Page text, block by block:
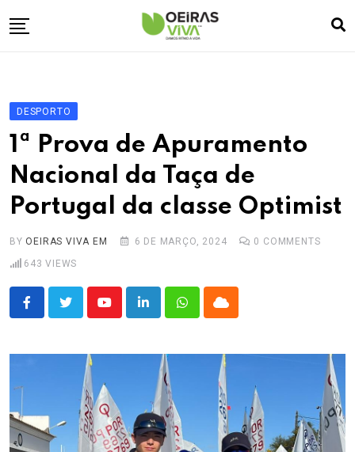
to
Oeiras Marina
Cultura🎭
Turismo✈️
Atividades💬
Agenda🗓️
DESPORTO
1ª Prova de Apuramento
Nacional da Taça de
Portugal da classe Optimist
BY OEIRAS VIVA EM 6 DE MARÇO, 2024 0 COMMENTS
643 VIEWS
YoutubeLinkedInWhatsappCloud